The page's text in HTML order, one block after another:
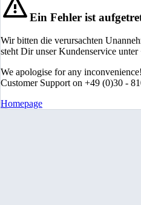
Ein Fehler ist
Wir bitten die verursachten
steht Dir unser Kundenservice
We apologise for any
Customer Support on +49 (0)30 -
Homepage